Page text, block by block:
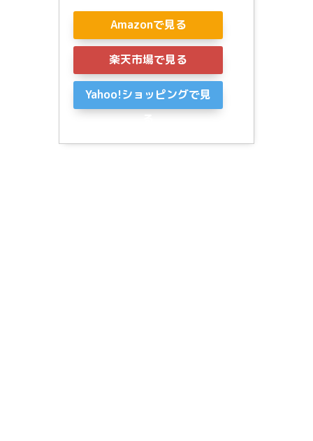
Amazonで見る
楽天市場で見る
Yahoo!ショッピングで見